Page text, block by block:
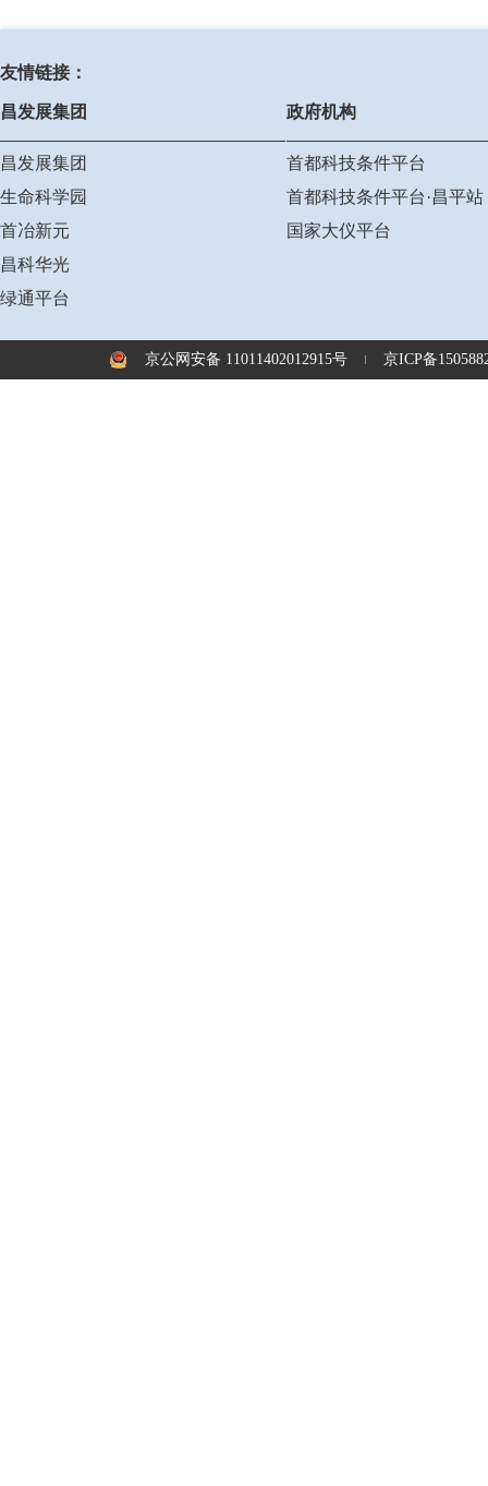
友情链接：
昌发展集团
昌发展集团
生命科学园
首冶新元
昌科华光
绿通平台
政府机构
首都科技条件平台
首都科技条件平台·昌平站
国家大仪平台
京公网安备 11011402012915号 京ICP备